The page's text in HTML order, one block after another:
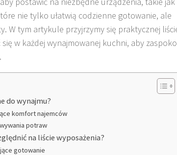
nie tylko ułatwią codzienne gotowanie, ale
W tym artykule przyjrzymy się praktycznej
w każdej wynajmowanej kuchni, aby
do wynajmu?
komfort najemców
potraw
na liście wyposażenia?
gotowanie